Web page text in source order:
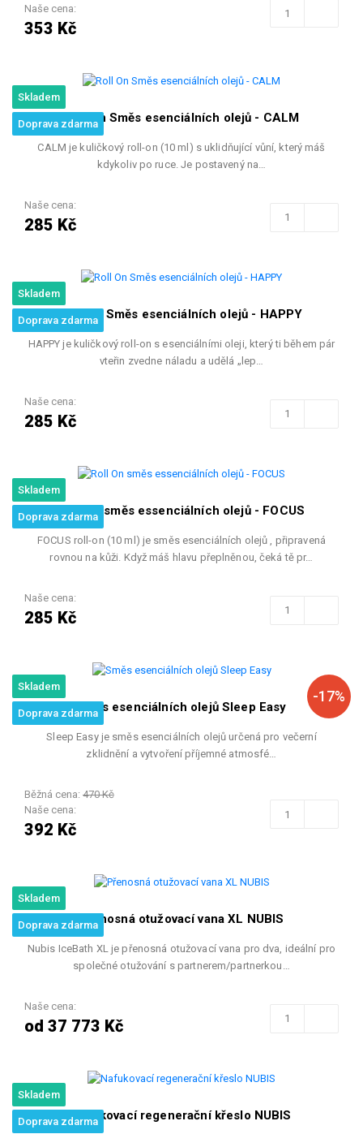
Naše cena:
353 Kč
Skladem
Doprava zdarmaRoll On Směs esenciálních olejů - CALM
CALM je kuličkový roll-on (10 ml) s uklidňující vůní, který máš
kdykoliv po ruce. Je postavený na…
Naše cena:
285 Kč
Skladem
Doprava zdarmaRoll On Směs esenciálních olejů - HAPPY
HAPPY je kuličkový roll-on s esenciálními oleji, který ti během pár
vteřin zvedne náladu a udělá „lep…
Naše cena:
285 Kč
Skladem
Doprava zdarmaRoll On směs essenciálních olejů - FOCUS
FOCUS roll-on (10 ml) je směs esenciálních olejů , připravená
rovnou na kůži. Když máš hlavu přeplněnou, čeká tě pr…
Naše cena:
285 Kč
Skladem
Doprava zdarma
-17%
Směs esenciálních olejů Sleep Easy
Sleep Easy je směs esenciálních olejů určená pro večerní
zklidnění a vytvoření příjemné atmosfé…
Běžná cena: 470 Kč
Naše cena:
392 Kč
Skladem
Doprava zdarmaPřenosná otužovací vana XL NUBIS
Nubis IceBath XL je přenosná otužovací vana pro dva, ideální pro
společné otužování s partnerem/partnerkou…
Naše cena:
od 37 773 Kč
Skladem
Doprava zdarmaNafukovací regenerační křeslo NUBIS